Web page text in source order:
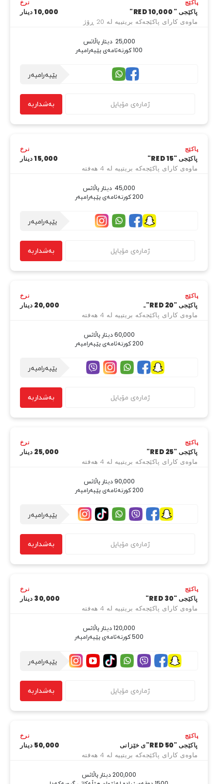
پاکێج
پاکێجی " RED 10,000"
ماوەی کارای پاکێجەکە بریتییە لە 20 ڕۆژ
نرخ
10,000 دینار
100 کورتەنامەی بێبەرامبەر
بێبەرامبەر
بەشداربە
پاکێج
پاکێجی "RED 15"
ماوەی کارای پاکێجەکە بریتییە لە 4 هەفتە
نرخ
15,000 دینار
200 کورتەنامەی بێبەرامبەر
بێبەرامبەر
بەشداربە
پاکێج
پاکێجی "RED 20"ـ
ماوەی کارای پاکێجەکە بریتییە لە 4 هەفتە
نرخ
20,000 دینار
200 کورتەنامەی بێبەرامبەر
بێبەرامبەر
بەشداربە
پاکێج
پاکێجی "RED 25"
ماوەی کارای پاکێجەکە بریتییە لە 4 هەفتە
نرخ
25,000 دینار
200 کورتەنامەی بێبەرامبەر
بێبەرامبەر
بەشداربە
پاکێج
پاکێجی "RED 30"
ماوەی کارای پاکێجەکە بریتییە لە 4 هەفتە
نرخ
30,000 دینار
500 کورتەنامەی بێبەرامبەر
بێبەرامبەر
بەشداربە
پاکێج
پاکێجی "RED 50"ی خێزانی
ماوەی کارای پاکێجەکە بریتییە لە 4 هەفتە
نرخ
50,000 دینار